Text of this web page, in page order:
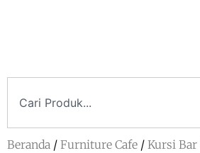
Beranda / Furniture Cafe / Kursi Bar